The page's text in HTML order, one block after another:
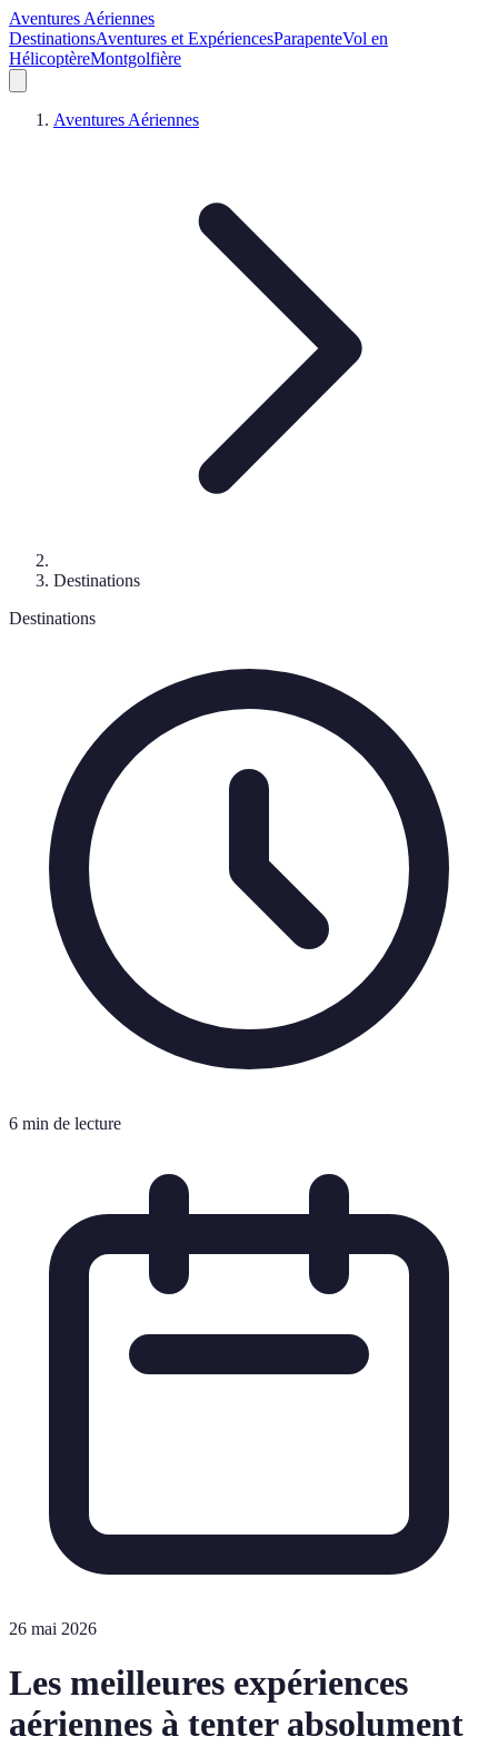
Aventures Aériennes
DestinationsAventures et ExpériencesParapenteVol en
HélicoptèreMontgolfière
Aventures Aériennes
Destinations
Destinations
6 min de lecture
26 mai 2026
Les meilleures expériences
aériennes à tenter absolument